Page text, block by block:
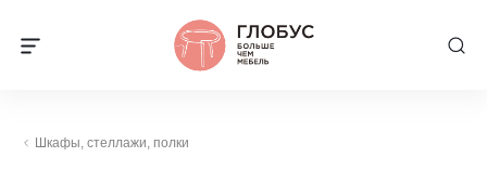
Шкафы, стеллажи, полки